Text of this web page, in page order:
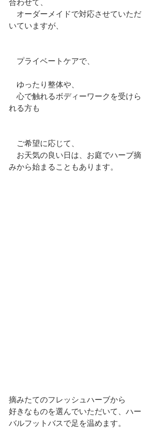
合わせて、
オーダーメイドで対応させていただ
いていますが、
プライベートケアで、
ゆったり整体や、
心で触れるボディーワークを受けら
れる方も
ご希望に応じて、
お天気の良い日は、お庭でハーブ摘
みから始まることもあります。
摘みたてのフレッシュハーブから
好きなものを選んでいただいて、ハー
バルフットバスで足を温めます。